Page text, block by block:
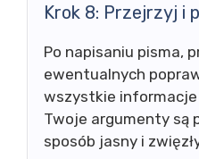
Krok 8: Przejrzyj i
Po napisaniu pisma,
ewentualnych
wszystkie informacje
Twoje argumenty są
sposób jasny i